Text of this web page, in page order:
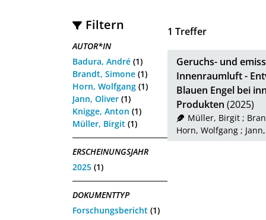
Filtern
AUTOR*IN
Badura, André (1)
Brandt, Simone (1)
Horn, Wolfgang (1)
Jann, Oliver (1)
Knigge, Anton (1)
Müller, Birgit (1)
ERSCHEINUNGSJAHR
2025 (1)
DOKUMENTTYP
Forschungsbericht (1)
1 Treffer
Geruchs- und
Innenraumluft -
Blauen Engel bei
Produkten (2025)
Müller, Birgit;
Horn, Wolfgang ;